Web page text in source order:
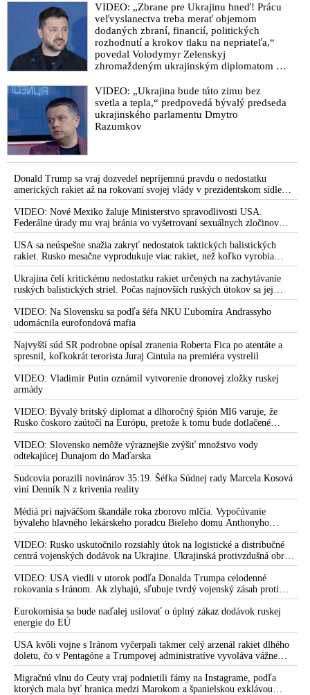
VIDEO: „Zbrane pre Ukrajinu hneď! Prácu
veľvyslanectva treba merať objemom
dodaných zbraní, financií, politických
rozhodnutí a krokov tlaku na nepriateľa,“
povedal Volodymyr Zelenskyj
zhromaždeným ukrajinským diplomatom v
že USA Ukrajine nedodajú protiraketové
systémy Patriot
VIDEO: „Ukrajina bude túto zimu bez
svetla a tepla,“ predpovedá bývalý predseda
ukrajinského parlamentu Dmytro
Razumkov
Donald Trump sa vraj dozvedel nepríjemnú pravdu o nedostatku
amerických rakiet až na rokovaní svojej vlády v prezidentskom sídle
Camp David v Marylande, a preto musel odložiť plánované útoky na
Irán. Prezident USA sa pre to údajne pohádal so šéfom Pentagónu, lebo
bol presvedčený o opaku
VIDEO: Nové Mexiko žaluje Ministerstvo spravodlivosti USA.
Federálne úrady mu vraj bránia vo vyšetrovaní sexuálnych zločinov
organizátora pedofilnej siete Jeffreyho Epsteina. Ten mal nariadiť, aby
dve dievčatá zo zahraničia, ktoré boli uškrtené počas drsného
fetišistického sexu, pochovali v blízkosti jeho ranča v tomto americkom
štáte
USA sa neúspešne snažia zakryť nedostatok taktických balistických
rakiet. Rusko mesačne vyprodukuje viac rakiet, než koľko vyrobia
všetci producenti systémov Patriot dohromady
Ukrajina čelí kritickému nedostatku rakiet určených na zachytávanie
ruských balistických striel. Počas najnovších ruských útokov sa jej
nepodarilo zostreliť ani jednu. Volodymyr Zelenskyj sa v zúfalstve snaží
prostredníctvom NATO zabezpečiť ich dodávky
VIDEO: Na Slovensku sa podľa šéfa NKÚ Ľubomíra Andrassyho
udomácnila eurofondová mafia
Najvyšší súd SR podrobne opísal zranenia Roberta Fica po atentáte a
spresnil, koľkokrát terorista Juraj Cintula na premiéra vystrelil
VIDEO: Vladimir Putin oznámil vytvorenie dronovej zložky ruskej
armády
VIDEO: Bývalý britský diplomat a dlhoročný špión MI6 varuje, že
Rusko čoskoro zaútočí na Európu, pretože k tomu bude dotlačené
rovnako, ako bolo dotlačené k invázii na Ukrajinu v roku 2022.
Zelenskyj medzitým v Kyjeve naliehal na zhromaždených diplomatov,
aby vo svete zháňali energie pre Ukrajinu na zimu. Putin vraj bude
mobilizovať a vojna sa do zimy pravdepodobne neskončí
VIDEO: Slovensko nemôže výraznejšie zvýšiť množstvo vody
odtekajúcej Dunajom do Maďarska
Sudcovia porazili novinárov 35:19. Šéfka Súdnej rady Marcela Kosová
viní Denník N z krivenia reality
Médiá pri najväčšom škandále roka zborovo mlčia. Vypočúvanie
bývaleho hlavného lekárskeho poradcu Bieleho domu Anthonyho
Fauciho pred výborom amerického Senátu väčšina médií ignorovala
VIDEO: Rusko uskutočnilo rozsiahly útok na logistické a distribučné
centrá vojenských dodávok na Ukrajine. Ukrajinská protivzdušná obrana
nedokázala počas ničivého nočného útoku na Kyjev a jeho okolie
zachytiť ani jednu ruskú raketu
VIDEO: USA viedli v utorok podľa Donalda Trumpa celodenné
rokovania s Iránom. Ak zlyhajú, sľubuje tvrdý vojenský zásah proti
Teheránu
Eurokomisia sa bude naďalej usilovať o úplný zákaz dodávok ruskej
energie do EÚ
USA kvôli vojne s Iránom vyčerpali takmer celý arzenál rakiet dlhého
doletu, čo v Pentagóne a Trumpovej administratíve vyvoláva vážne
obavy o bojaschopnosť americkej armády v prípade vypuknutia
konfliktu s Čínou alebo Ruskom
Migračnú vlnu do Ceuty vraj podnietili fámy na Instagrame, podľa
ktorých mala byť hranica medzi Marokom a španielskou exklávou